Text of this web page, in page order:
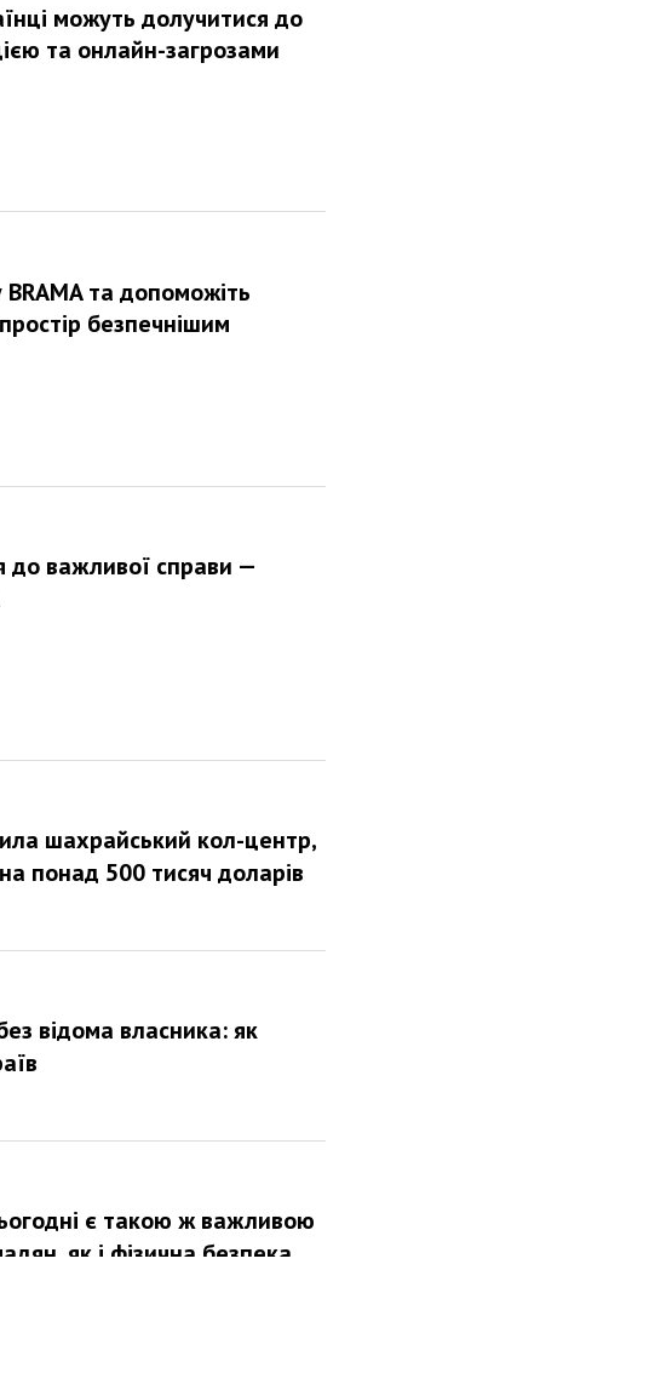
можуть долучитися до
та онлайн-загрозами
та допоможіть
безпечнішим
до важливої справи —
шахрайський кол-центр,
понад 500 тисяч доларів
відома власника: як
є такою ж важливою
як і фізична безпека